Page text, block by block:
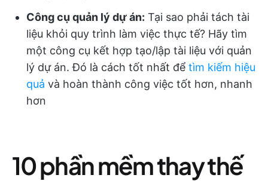
Công cụ quản lý dự án: Tại sao phải tách tài
liệu khỏi quy trình làm việc thực tế? Hãy tìm
một công cụ kết hợp tạo/lập tài liệu với quản
lý dự án. Đó là cách tốt nhất để tìm kiếm hiệu
quả và hoàn thành công việc tốt hơn, nhanh
hơn
10 phần mềm thay thế